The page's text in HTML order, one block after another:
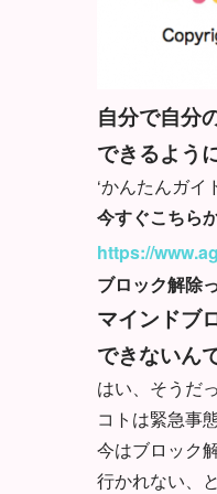
自分で自分
できるよう
‘かんたんガイ
今すぐこちら
https://
ブロック解除
マインドブ
できないん
はい、そうだ
コトは緊急事
今はブロック
行かれない、